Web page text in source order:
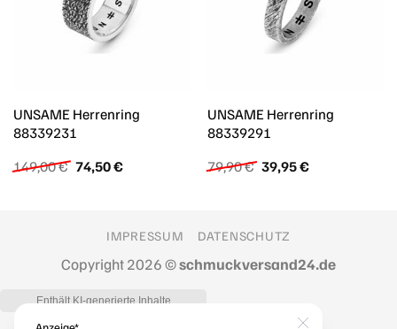
UNSAME Herrenring
88339231
149,00€ Ursprünglicher
Preis
74,50€Aktueller
UNSAME Herrenring
88339291
79,90€ Ursprünglicher
Preis
39,95€Aktueller
IMPRESSUM DATENSCHUTZ
Copyright 2026 ©schmuckversand24.de